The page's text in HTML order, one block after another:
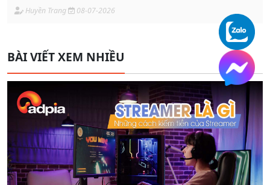
Huyền Trang 08-07-2026
BÀI VIẾT XEM NHIỀU